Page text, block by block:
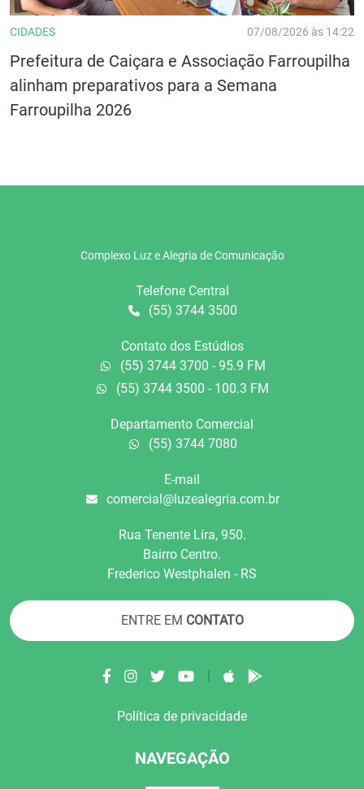
CIDADES 07/08/2026 às 14:22
Prefeitura de Caiçara e Associação Farroupilha
alinham preparativos para a Semana
Farroupilha 2026
Complexo Luz e Alegria de Comunicação
Telefone Central
(55) 3744 3500
Contato dos Estúdios
(55) 3744 3700 - 95.9 FM
(55) 3744 3500 - 100.3 FM
Departamento Comercial
(55) 3744 7080
E-mail
comercial@luzealegria.com.br
Rua Tenente Líra, 950.
Bairro Centro.
Frederico Westphalen - RS
ENTRE EM CONTATO
|
Política de privacidade
NAVEGAÇÃO